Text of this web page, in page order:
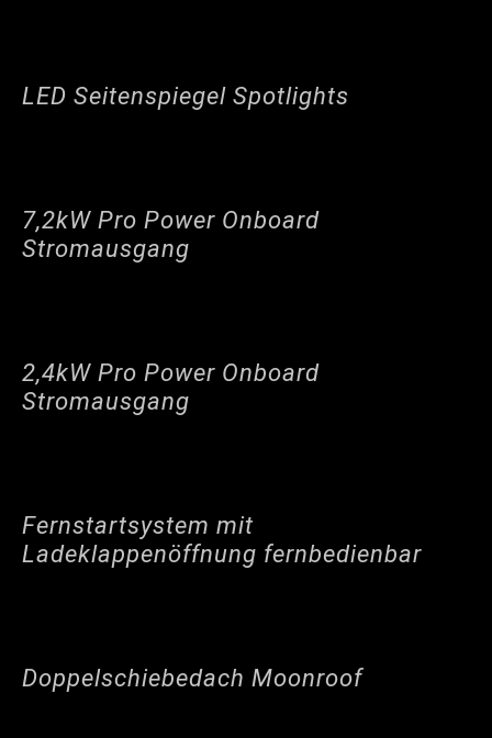
LED Seitenspiegel Spotlights
7,2kW Pro Power Onboard
Stromausgang
2,4kW Pro Power Onboard
Stromausgang
Fernstartsystem mit
Ladeklappenöffnung fernbedienbar
Doppelschiebedach Moonroof